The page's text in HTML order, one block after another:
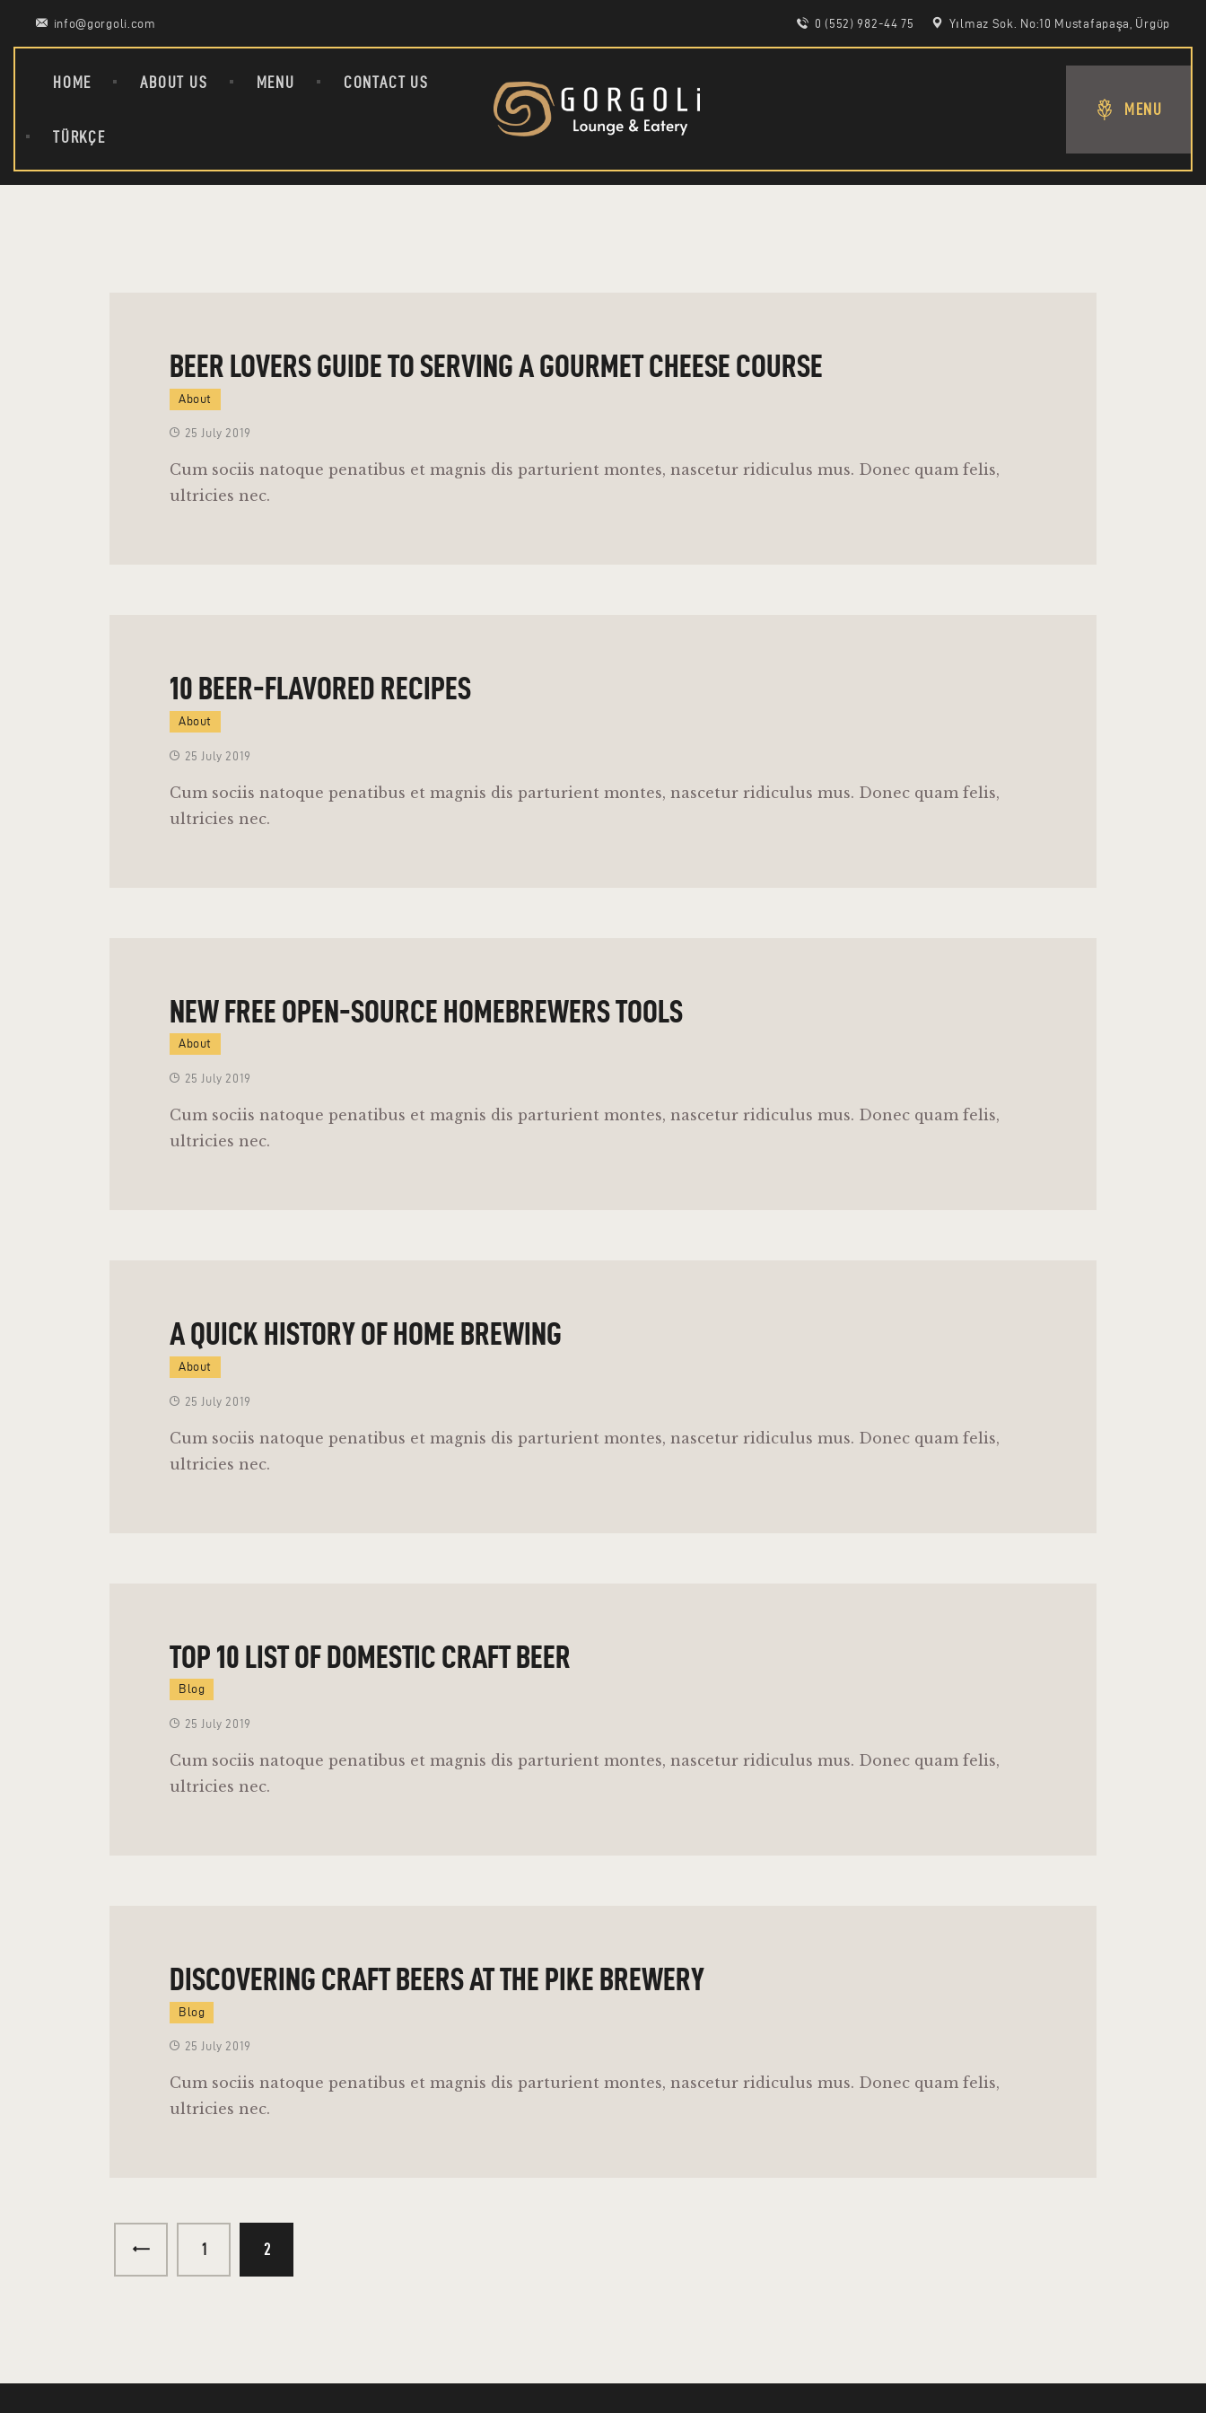
info@gorgoli.com 0 (552) 982-44 75 Yılmaz Sok. No:10 Mustafapaşa, Ürgüp
HOME ABOUT US MENU CONTACT US
TÜRKÇE
MENU
CONTACT US
BEER LOVERS GUIDE TO SERVING A GOURMET CHEESE COURSE
About
25 July 2019
Cum sociis natoque penatibus et magnis dis parturient montes, nascetur ridiculus mus. Donec quam felis,
ultricies nec.
10 BEER-FLAVORED RECIPES
About
25 July 2019
Cum sociis natoque penatibus et magnis dis parturient montes, nascetur ridiculus mus. Donec quam felis,
ultricies nec.
NEW FREE OPEN-SOURCE HOMEBREWERS TOOLS
About
25 July 2019
Cum sociis natoque penatibus et magnis dis parturient montes, nascetur ridiculus mus. Donec quam felis,
ultricies nec.
A QUICK HISTORY OF HOME BREWING
About
25 July 2019
Cum sociis natoque penatibus et magnis dis parturient montes, nascetur ridiculus mus. Donec quam felis,
ultricies nec.
TOP 10 LIST OF DOMESTIC CRAFT BEER
Blog
25 July 2019
Cum sociis natoque penatibus et magnis dis parturient montes, nascetur ridiculus mus. Donec quam felis,
ultricies nec.
DISCOVERING CRAFT BEERS AT THE PIKE BREWERY
Blog
25 July 2019
Cum sociis natoque penatibus et magnis dis parturient montes, nascetur ridiculus mus. Donec quam felis,
ultricies nec.
1 2